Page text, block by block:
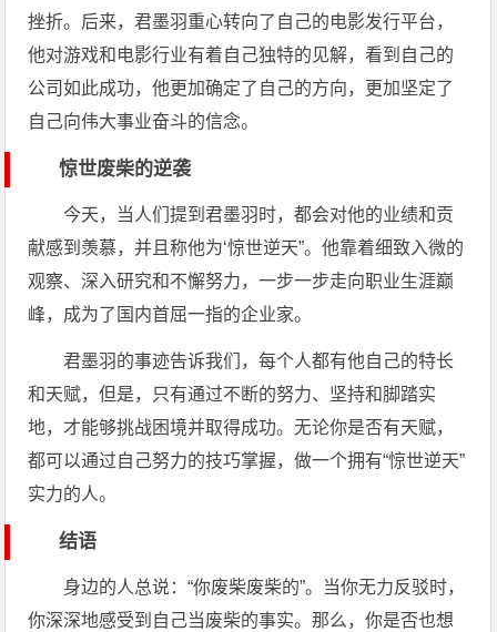
挫折。后来，君墨羽重心转向了自己的电影发行平台，
他对游戏和电影行业有着自己独特的见解，看到自己的
公司如此成功，他更加确定了自己的方向，更加坚定了
自己向伟大事业奋斗的信念。
惊世废柴的逆袭
今天，当人们提到君墨羽时，都会对他的业绩和贡
献感到羡慕，并且称他为‘惊世逆天”。他靠着细致入微的
观察、深入研究和不懈努力，一步一步走向职业生涯巅
峰，成为了国内首屈一指的企业家。
君墨羽的事迹告诉我们，每个人都有他自己的特长
和天赋，但是，只有通过不断的努力、坚持和脚踏实
地，才能够挑战困境并取得成功。无论你是否有天赋，
都可以通过自己努力的技巧掌握，做一个拥有“惊世逆天”
实力的人。
结语
身边的人总说：“你废柴废柴的”。当你无力反驳时，
你深深地感受到自己当废柴的事实。那么，你是否也想